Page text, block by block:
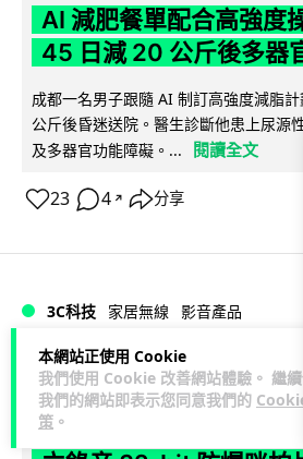
本網站正使用 Cookie
我們使用 Cookie 改善網站體驗。 繼
我們的網站即表示您同意我們的
策 。
AI 減肥餐單配合高強
45 日減 20 公斤後多器
成都一名男子跟隨 AI 制訂高強度減脂
公斤後昏迷送院。醫生診斷他患上尿源
及多器官功能障礙。...
閱讀全文
23 4 ↗ 分享
3C科技 家居無線 影音產品
Vin 2 日
DJI Mic Mini 2s 實測 四